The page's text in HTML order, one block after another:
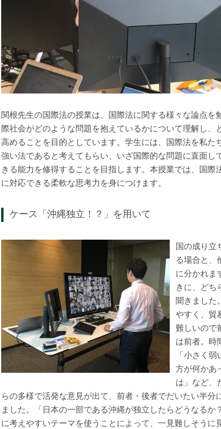
関根先生の国際法の授業は、国際法に関する様々な論点を
際社会がどのような問題を抱えているかについて理解し、
高めることを目的としています。学生には、国際法を私た
強い法であると考えてもらい、いざ国際的な問題に直面し
きる能力を修得することを目指します。本授業では、国際
に対応できる柔軟な思考力を身につけます。
ケース「沖縄独立！？」を用いて
国の成り立
る場合と、
に分かれま
きに、どち
聞きました
やすく、貿
難しいので
は前者。時
「小さく
方が何かあ
は」など、
らの多様で活発な意見が出て、前者・後者でだいたい半分
ました。「日本の一部である沖縄が独立したらどうなるか
に考えやすいテーマを使うことによって、一見難しそうに